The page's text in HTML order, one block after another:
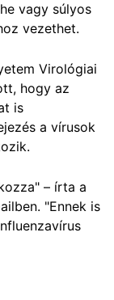
vagy súlyos
vezethet.
Virológiai
hogy az
is
a vírusok
– írta a
"Ennek is